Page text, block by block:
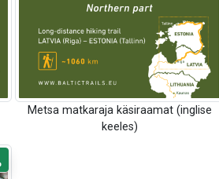
Metsa matkaraja käsiraamat (inglise
keeles)